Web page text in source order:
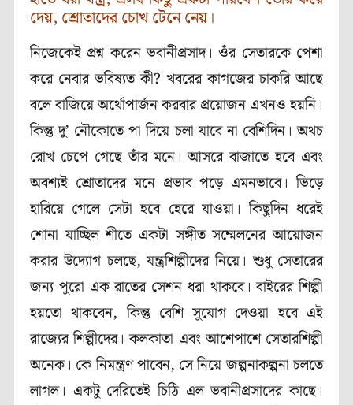
দেয়, শ্রোতাদের চোখ টেনে নেয়।
নিজেকেই প্রশ্ন করেন ভবানীপ্রসাদ। ওঁর সেতারকে পেশা
করে নেবার ভবিষ্যত কী? খবরের কাগজের চাকরি আছে
বলে বাজিয়ে অর্থোপার্জন করবার প্রয়োজন এখনও হয়নি।
কিন্তু দু’ নৌকোতে পা দিয়ে চলা যাবে না বেশিদিন। অথচ
রোখ চেপে গেছে তাঁর মনে। আসরে বাজাতে হবে এবং
অবশ্যই শ্রোতাদের মনে প্রভাব পড়ে এমনভাবে। ভিড়ে
হারিয়ে গেলে সেটা হবে হেরে যাওয়া। কিছুদিন ধরেই
শোনা যাচ্ছিল শীতে একটা সঙ্গীত সম্মেলনের আয়োজন
করার উদ্যোগ চলছে, যন্ত্রশিল্পীদের নিয়ে। শুধু সেতারের
জন্য পুরো এক রাতের সেশন ধরা থাকবে। বাইরের শিল্পী
হয়তো থাকবেন, কিন্তু বেশি সুযোগ দেওয়া হবে এই
রাজ্যের শিল্পীদের। কলকাতা এবং আশেপাশে সেতারশিল্পী
অনেক। কে নিমন্ত্রণ পাবেন, সে নিয়ে জল্পনাকল্পনা চলতে
লাগল। একটু দেরিতেই চিঠি এল ভবানীপ্রসাদের কাছে।